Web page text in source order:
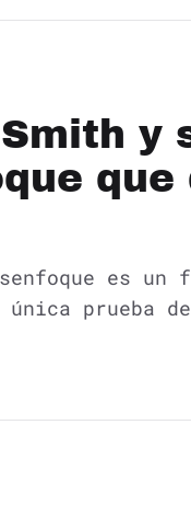
y
que
es un
única prueba